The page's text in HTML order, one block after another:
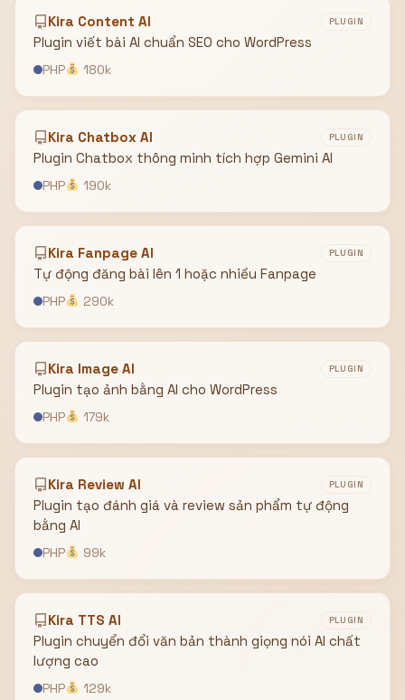
Kira Content AI PLUGIN
Plugin viết bài AI chuẩn SEO cho WordPress
PHP 180k
Kira Chatbox AI PLUGIN
Plugin Chatbox thông minh tích hợp Gemini AI
PHP 190k
Kira Fanpage AI PLUGIN
Tự động đăng bài lên 1 hoặc nhiều Fanpage
PHP 290k
Kira Image AI PLUGIN
Plugin tạo ảnh bằng AI cho WordPress
PHP 179k
Kira Review AI PLUGIN
Plugin tạo đánh giá và review sản phẩm tự động
bằng AI
PHP 99k
Kira TTS AI PLUGIN
Plugin chuyển đổi văn bản thành giọng nói AI chất
lượng cao
PHP 129k